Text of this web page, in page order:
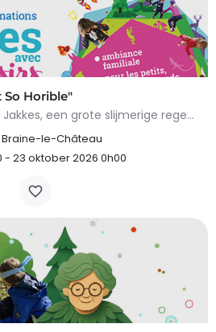
So Horible"
Wat vreselijk, een spin! Jakkes, een grote slijmerige regenworm! En slakken, daar wil ik het al helemaal niet…
Braine-le-Château
- 23 oktober 2026 0h00